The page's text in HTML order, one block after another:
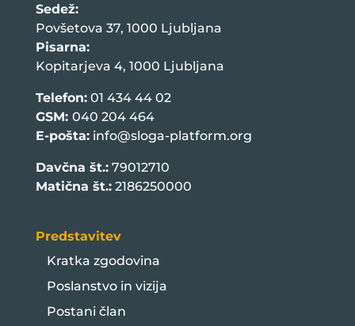
Sedež:
Povšetova 37, 1000 Ljubljana
Pisarna:
Kopitarjeva 4, 1000 Ljubljana
Telefon:01 434 44 02
GSM: 040 204 464
E-pošta: info@sloga-platform.org
Davčna št.:79012710
Matična št.:2186250000
Predstavitev
Kratka zgodovina
Poslanstvo in vizija
Postani član